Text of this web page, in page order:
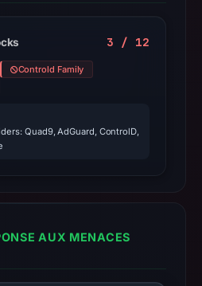
3 / 12
Controld Family
Quad9, AdGuard, ControlD,
AUX MENACES